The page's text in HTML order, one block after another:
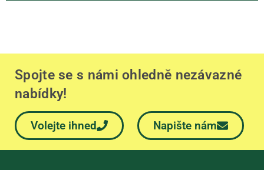
Spojte se s námi ohledně nezávazné
nabídky!
Volejte ihned Napište nám